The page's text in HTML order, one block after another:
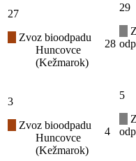
27
Zvoz bioodpadu
Huncovce
(Kežmarok)
28
29
3
Zvoz bioodpadu
Huncovce
(Kežmarok)
4
5